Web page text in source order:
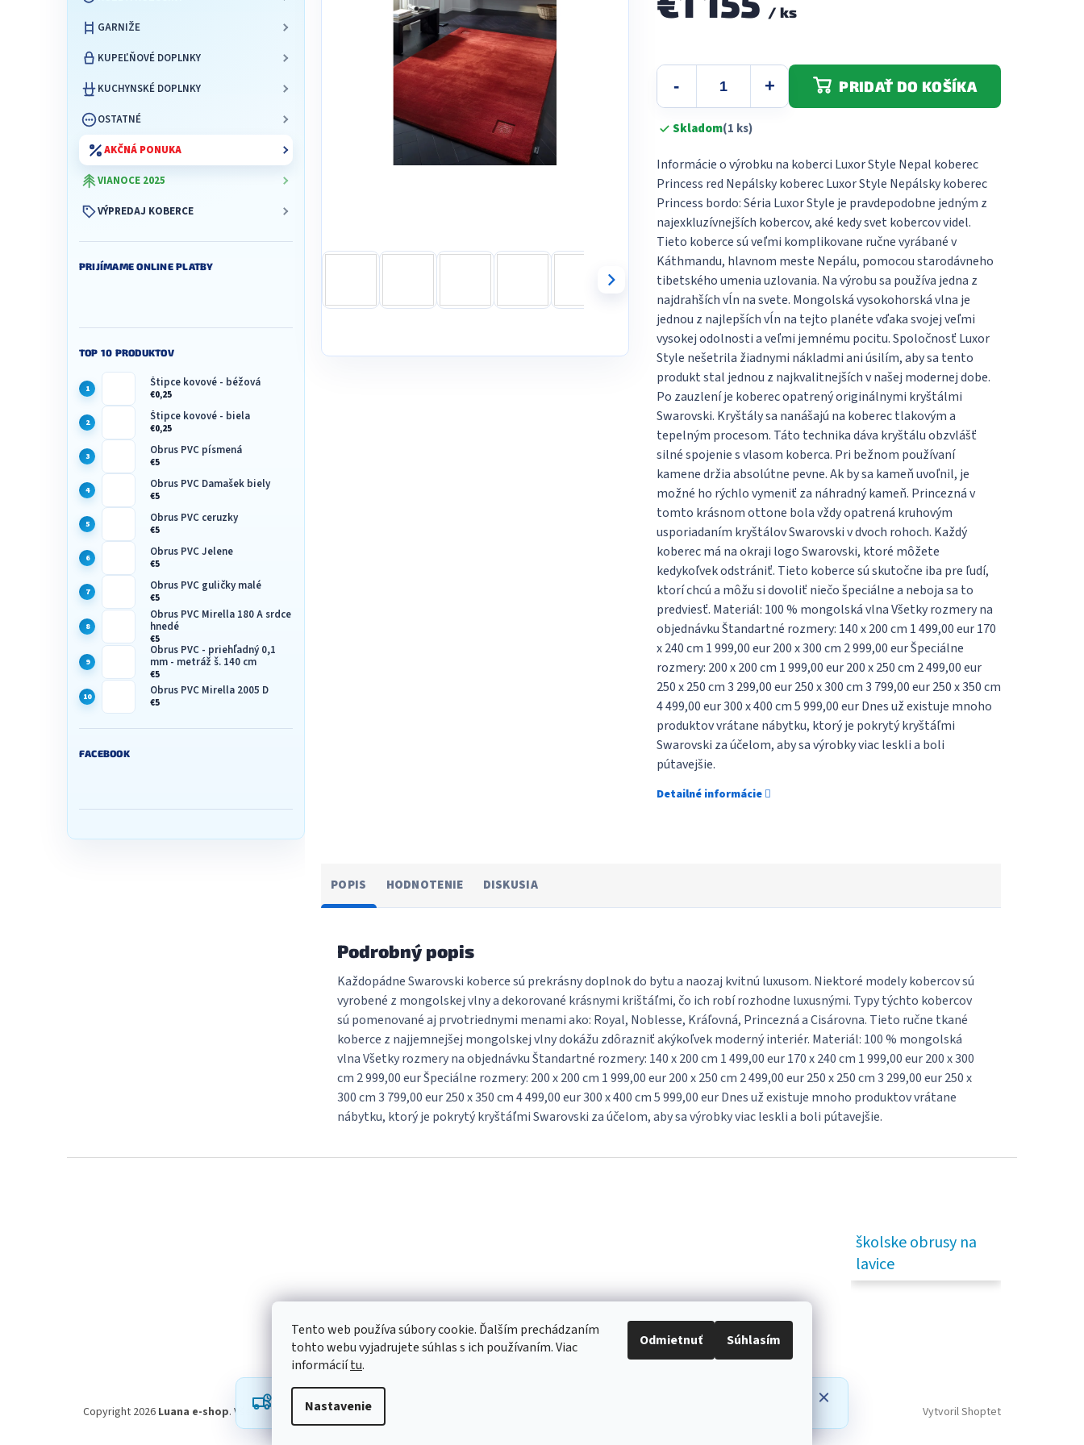
Tento web používa súbory cookie. Ďalším prechádzaním
tohto webu vyjadrujete súhlas s ich používaním. Viac
informáciítu.
Nastavenie
Odmietnuť Súhlasím
oneskorenie a ďakujeme za pochopenie.
GARNIŽE
KUPEĽŇOVÉ DOPLNKY
KUCHYNSKÉ DOPLNKY
OSTATNÉ
AKČNÁ PONUKA
VIANOCE 2025
VÝPREDAJ KOBERCE
PRIJÍMAME ONLINE PLATBY
TOP 10 PRODUKTOV
Štipce kovové - béžová
€0,25
Štipce kovové - biela
€0,25
Obrus PVC písmená
€5
Obrus PVC Damašek biely
€5
Obrus PVC ceruzky
€5
Obrus PVC Jelene
€5
Obrus PVC guličky malé
€5
Obrus PVC Mirella 180 A srdce
hnedé
€5
Obrus PVC - priehľadný 0,1
mm - metráž š. 140 cm
€5
Obrus PVC Mirella 2005 D
€5
FACEBOOK
/ ks
Skladom(1 ks)
PRIDAŤ DO KOŠÍKA
Informácie o výrobku na koberci Luxor Style Nepal koberec
Princess red Nepálsky koberec Luxor Style Nepálsky koberec
Princess bordo: Séria Luxor Style je pravdepodobne jedným z
najexkluzívnejších kobercov, aké kedy svet kobercov videl.
Tieto koberce sú veľmi komplikovane ručne vyrábané v
Káthmandu, hlavnom meste Nepálu, pomocou starodávneho
tibetského umenia uzlovania. Na výrobu sa používa jedna z
najdrahších vĺn na svete. Mongolská vysokohorská vlna je
jednou z najlepších vĺn na tejto planéte vďaka svojej veľmi
vysokej odolnosti a veľmi jemnému pocitu. Spoločnosť Luxor
Style nešetrila žiadnymi nákladmi ani úsilím, aby sa tento
produkt stal jednou z najkvalitnejších v našej modernej dobe.
Po zauzlení je koberec opatrený originálnymi kryštálmi
Swarovski. Kryštály sa nanášajú na koberec tlakovým a
tepelným procesom. Táto technika dáva kryštálu obzvlášť
silné spojenie s vlasom koberca. Pri bežnom používaní
kamene držia absolútne pevne. Ak by sa kameň uvoľnil, je
možné ho rýchlo vymeniť za náhradný kameň. Princezná v
tomto krásnom ottone bola vždy opatrená kruhovým
usporiadaním kryštálov Swarovski v dvoch rohoch. Každý
koberec má na okraji logo Swarovski, ktoré môžete
kedykoľvek odstrániť. Tieto koberce sú skutočne iba pre ľudí,
ktorí chcú a môžu si dovoliť niečo špeciálne a neboja sa to
predviesť. Materiál: 100 % mongolská vlna Všetky rozmery na
objednávku Štandartné rozmery: 140 x 200 cm 1 499,00 eur 170
x 240 cm 1 999,00 eur 200 x 300 cm 2 999,00 eur Špeciálne
rozmery: 200 x 200 cm 1 999,00 eur 200 x 250 cm 2 499,00 eur
250 x 250 cm 3 299,00 eur 250 x 300 cm 3 799,00 eur 250 x 350 cm
4 499,00 eur 300 x 400 cm 5 999,00 eur Dnes už existuje mnoho
produktov vrátane nábytku, ktorý je pokrytý kryštáľmi
Swarovski za účelom, aby sa výrobky viac leskli a boli
pútavejšie.
Detailné informácie
POPIS HODNOTENIE DISKUSIA
Podrobný popis
Každopádne Swarovski koberce sú prekrásny doplnok do bytu a naozaj kvitnú luxusom. Niektoré modely kobercov sú
vyrobené z mongolskej vlny a dekorované krásnymi krištáľmi, čo ich robí rozhodne luxusnými. Typy týchto kobercov
sú pomenované aj prvotriednymi menami ako: Royal, Noblesse, Kráľovná, Princezná a Cisárovna. Tieto ručne tkané
koberce z najjemnejšej mongolskej vlny dokážu zdôrazniť akýkoľvek moderný interiér. Materiál: 100 % mongolská
vlna Všetky rozmery na objednávku Štandartné rozmery: 140 x 200 cm 1 499,00 eur 170 x 240 cm 1 999,00 eur 200 x 300
cm 2 999,00 eur Špeciálne rozmery: 200 x 200 cm 1 999,00 eur 200 x 250 cm 2 499,00 eur 250 x 250 cm 3 299,00 eur 250 x
300 cm 3 799,00 eur 250 x 350 cm 4 499,00 eur 300 x 400 cm 5 999,00 eur Dnes už existuje mnoho produktov vrátane
nábytku, ktorý je pokrytý kryštáľmi Swarovski za účelom, aby sa výrobky viac leskli a boli pútavejšie.
školske obrusy na
lavice
Vytvoril Shoptet
Copyright 2026 Luana e-shop. Všetky práva vyhradené.